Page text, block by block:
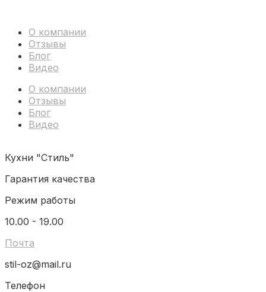
О компании
Отзывы
Блог
Видео
О компании
Отзывы
Блог
Видео
Кухни "Стиль"
Гарантия качества
Режим работы
10.00 - 19.00
Почта
stil-oz@mail.ru
Телефон